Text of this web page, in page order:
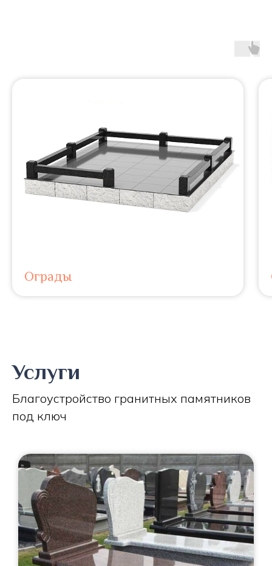
Ограды
Услуги
Благоустройство гранитных памятников
под ключ